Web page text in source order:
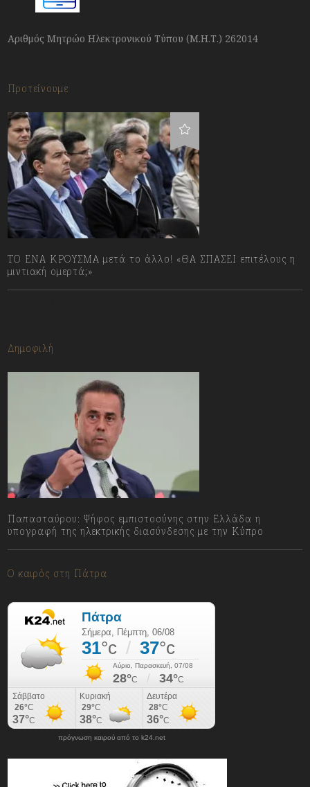
Αριθμός Μητρώο Ηλεκτρονικού Τύπου (Μ.Η.Τ.) 262014
Προτείνουμε
ΤΟ ΕΝΑ ΚΡΟΥΣΜΑ μετά το άλλο! «ΘΑ ΣΠΑΣΕΙ επιτέλους η
μιντιακή ομερτά;»
Δημοφιλή
Παπασταύρου: Ψήφος εμπιστοσύνης στην Ελλάδα η
υπογραφή της ηλεκτρικής διασύνδεσης με την Κύπρο
Ο καιρός στη Πάτρα
πρόγνωση καιρού από το k24.net